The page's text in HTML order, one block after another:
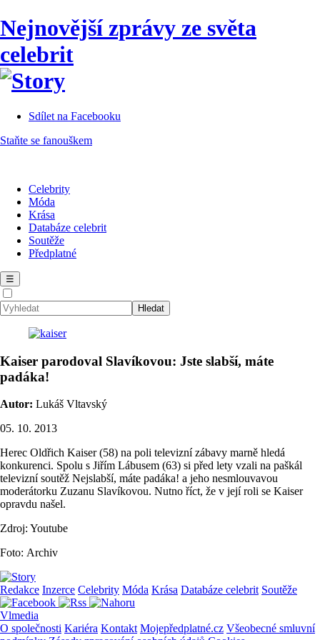
Nejnovější zprávy ze světa
celebrit
Sdílet na Facebooku
Staňte se fanouškem
Celebrity
Móda
Krása
Databáze celebrit
Soutěže
Předplatné
☰
Kaiser parodoval Slavíkovou: Jste slabší, máte
padáka!
Autor: Lukáš Vltavský
05. 10. 2013
Herec Oldřich Kaiser (58) na poli televizní zábavy marně hledá
konkurenci. Spolu s Jiřím Lábusem (63) si před lety vzali na paškál
televizní soutěž Nejslabší, máte padáka! a jeho nesmlouvavou
moderátorku Zuzanu Slavíkovou. Nutno říct, že v její roli se Kaiser
opravdu našel.
Zdroj: Youtube
Foto: Archiv
Redakce Inzerce Celebrity Móda Krása Databáze celebrit Soutěže
Vlmedia
O společnosti Kariéra Kontakt Mojepředplatné.cz Všeobecné smluvní